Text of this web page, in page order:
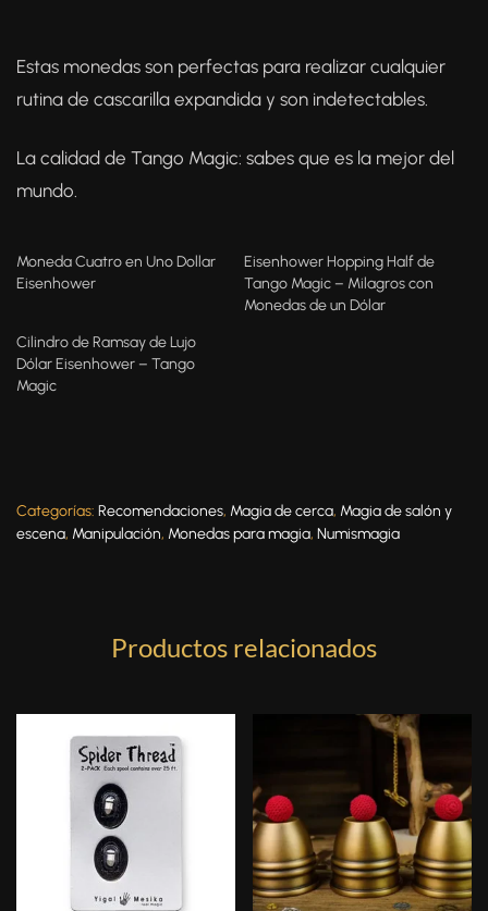
Estas monedas son perfectas para realizar cualquier
rutina de cascarilla expandida y son indetectables.
La calidad de Tango Magic: sabes que es la mejor del
mundo.
Moneda Cuatro en Uno Dollar
Eisenhower
Eisenhower Hopping Half de
Tango Magic – Milagros con
Monedas de un Dólar
Cilindro de Ramsay de Lujo
Dólar Eisenhower – Tango
Magic
Categorías: Recomendaciones, Magia de cerca, Magia de salón y
escena, Manipulación, Monedas para magia, Numismagia
Productos relacionados